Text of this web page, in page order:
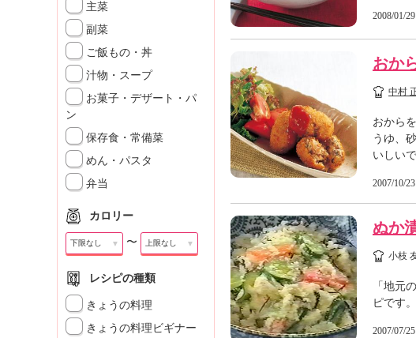
主菜
副菜
ご飯もの・丼
汁物・スープ
お菓子・デザート・パ
ン
保存食・常備菜
めん・パスタ
弁当
カロリー
▼ 〜 ▼
レシピの種類
きょうの料理
きょうの料理ビギナー
2008/01/29
おか
中村
おから
うゆ、
いしいで
2007/10/23
ぬか
小枝
「地元
ピです。
2007/07/25